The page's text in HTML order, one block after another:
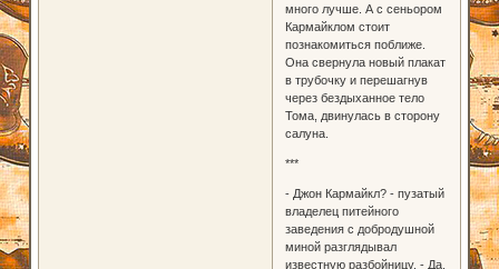
много лучше. А с сеньором
Кармайклом стоит
познакомиться поближе.
Она свернула новый плакат
в трубочку и перешагнув
через бездыханное тело
Тома, двинулась в сторону
салуна.
***
- Джон Кармайкл? - пузатый
владелец питейного
заведения с добродушной
миной разглядывал
известную разбойницу. - Да,